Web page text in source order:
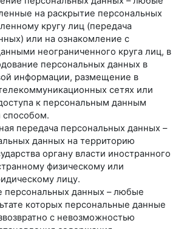
на раскрытие персональных
кругу лиц (передача
или на ознакомление с
неограниченного круга лиц, в
персональных данных в
информации, размещение в
сетях или
к персональным данным
передача персональных данных –
данных на территорию
органу власти иностранного
физическому или
лицу.
персональных данных – любые
которых персональные данные
с невозможностью